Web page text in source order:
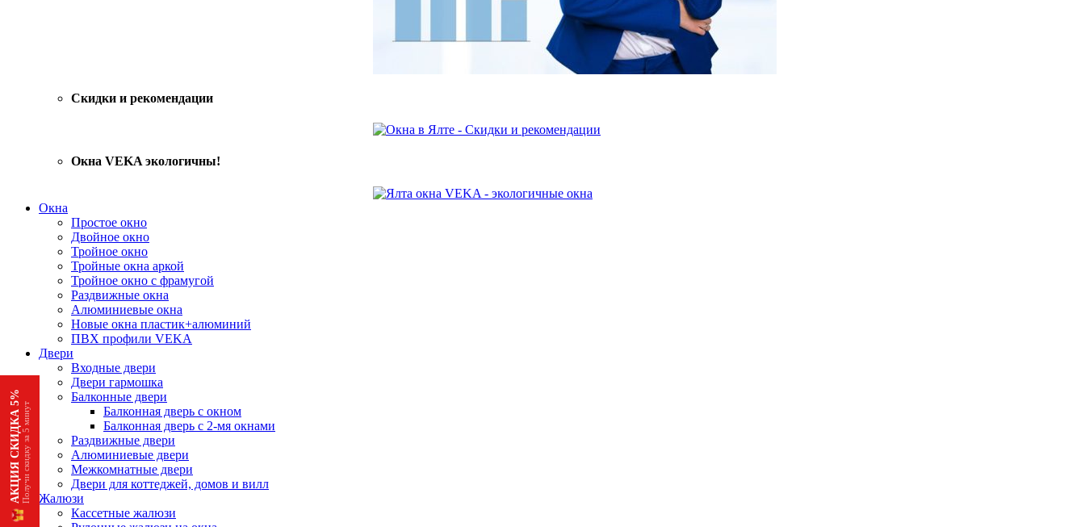
АКЦИЯ СКИДКА 5%Получи скидку за 5 минут
Скидки и рекомендации
Окна VEKA экологичны!
Окна
Простое окно
Двойное окно
Тройное окно
Тройные окна аркой
Тройное окно с фрамугой
Раздвижные окна
Алюминиевые окна
Новые окна пластик+алюминий
ПВХ профили VEKA
Двери
Входные двери
Двери гармошка
Балконные двери
Балконная дверь с окном
Балконная дверь с 2-мя окнами
Раздвижные двери
Алюминиевые двери
Межкомнатные двери
Двери для коттеджей, домов и вилл
Жалюзи
Кассетные жалюзи